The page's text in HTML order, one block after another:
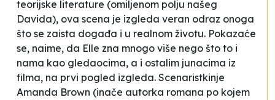
teorijske literature (omiljenom polju našeg
Davida), ova scena je izgleda veran odraz onoga
što se zaista događa i u realnom životu. Pokazaće
se, naime, da Elle zna mnogo više nego što to i
nama kao gledaocima, a i ostalim junacima iz
filma, na prvi pogled izgleda. Scenaristkinje
Amanda Brown (inače autorka romana po kojem